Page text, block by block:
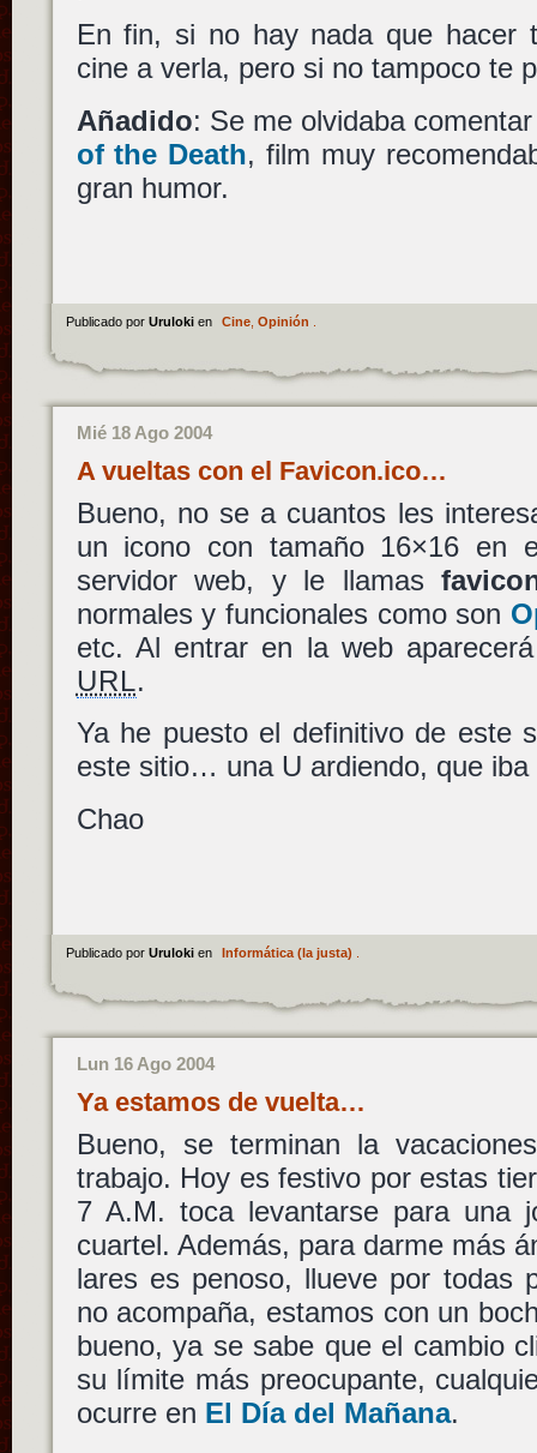
En fin, si no hay nada que hacer
cine a verla, pero si no tampoco te
Añadido: Se me olvidaba
of the Death, film muy
gran humor.
Publicado por Uruloki en Cine, Opinión
Mié 18 Ago 2004
A vueltas con el Favicon.ico…
Bueno, no se a cuantos les
un icono con tamaño 16×16 en
servidor web, y le llamas
normales y funcionales como son
etc. Al entrar en la web
URL.
Ya he puesto el definitivo de este
este sitio… una U ardiendo, que iba
Chao
Publicado por Uruloki en Informática (la justa)
Lun 16 Ago 2004
Ya estamos de vuelta…
Bueno, se terminan la
trabajo. Hoy es festivo por estas
7 A.M. toca levantarse para una
cuartel. Además, para darme más
lares es penoso, llueve por todas
no acompaña, estamos con un
bueno, ya se sabe que el cambio
su límite más preocupante,
ocurre en El Día del Mañana.